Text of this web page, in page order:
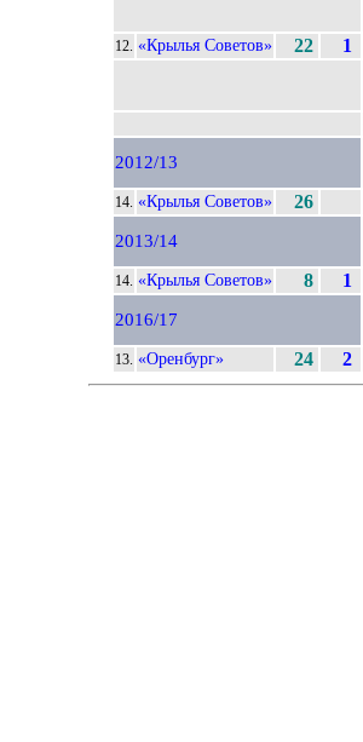
12. «Крылья Советов» 22 1
2012/13
14. «Крылья Советов» 26
2013/14
14. «Крылья Советов» 8 1
2016/17
13. «Оренбург» 24 2